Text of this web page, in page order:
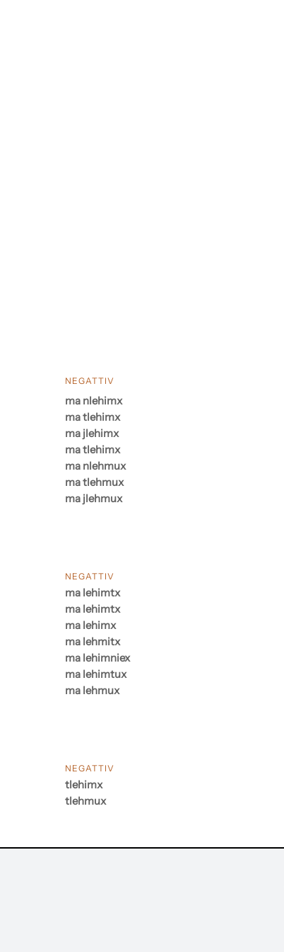
NEGATTIV
ma nlehimx
ma tlehimx
ma jlehimx
ma tlehimx
ma nlehmux
ma tlehmux
ma jlehmux
NEGATTIV
ma lehimtx
ma lehimtx
ma lehimx
ma lehmitx
ma lehimniex
ma lehimtux
ma lehmux
NEGATTIV
tlehimx
tlehmux